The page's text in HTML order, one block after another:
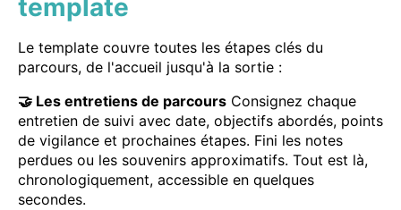
template
Le template couvre toutes les étapes clés du
parcours, de l'accueil jusqu'à la sortie :
🤝 Les entretiens de parcours Consignez chaque
entretien de suivi avec date, objectifs abordés, points
de vigilance et prochaines étapes. Fini les notes
perdues ou les souvenirs approximatifs. Tout est là,
chronologiquement, accessible en quelques
secondes.